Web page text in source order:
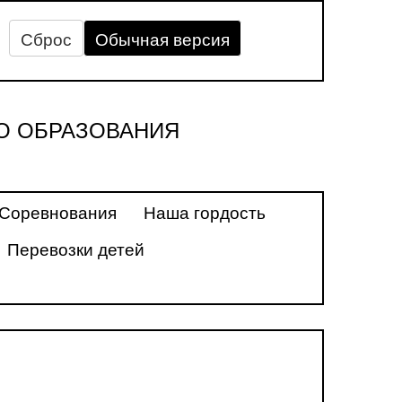
Сброс Обычная версия
ОБРАЗОВАНИЯ
Соревнования
Наша гордость
Перевозки детей